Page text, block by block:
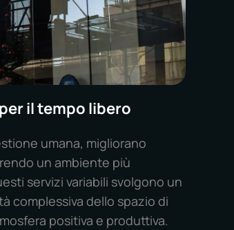
il tempo libero
umana, migliorano
un ambiente più
servizi variabili svolgono un
complessiva dello spazio di
positiva e produttiva.